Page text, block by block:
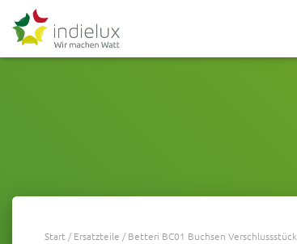
Start /Ersatzteile / Betteri BC01 Buchsen Verschlussstück